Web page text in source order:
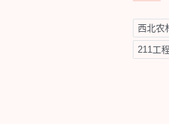
西北农
211工